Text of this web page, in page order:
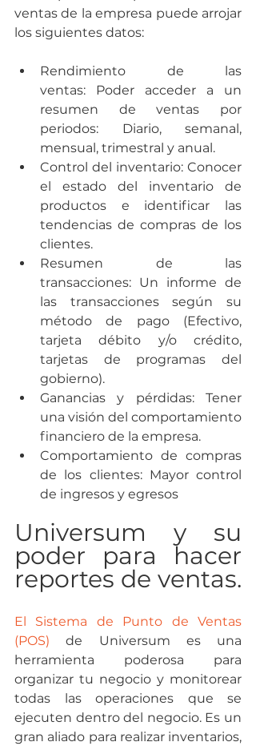
ventas de la empresa puede arrojar
los siguientes datos:
Rendimiento de las
ventas: Poder acceder a un
resumen de ventas por
periodos: Diario, semanal,
mensual, trimestral y anual.
Control del inventario: Conocer
el estado del inventario de
productos e identificar las
tendencias de compras de los
clientes.
Resumen de las
transacciones: Un informe de
las transacciones según su
método de pago (Efectivo,
tarjeta débito y/o crédito,
tarjetas de programas del
gobierno).
Ganancias y pérdidas: Tener
una visión del comportamiento
financiero de la empresa.
Comportamiento de compras
de los clientes: Mayor control
de ingresos y egresos
Universum y su
poder para hacer
reportes de ventas.
El Sistema de Punto de Ventas
(POS)
de Universum es una
herramienta poderosa para
organizar tu negocio y monitorear
todas las operaciones que se
ejecuten dentro del negocio. Es un
gran aliado para realizar inventarios,